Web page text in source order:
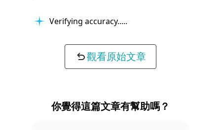
Verifying accuracy...
觀看原始文章
你覺得這篇文章有幫助嗎？